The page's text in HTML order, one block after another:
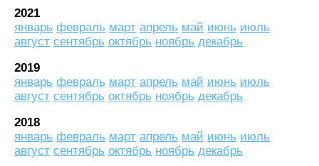
2021
январь февраль март апрель май июнь июль
август сентябрь октябрь ноябрь декабрь
2019
январь февраль март апрель май июнь июль
август сентябрь октябрь ноябрь декабрь
2018
январь февраль март апрель май июнь июль
август сентябрь октябрь ноябрь декабрь